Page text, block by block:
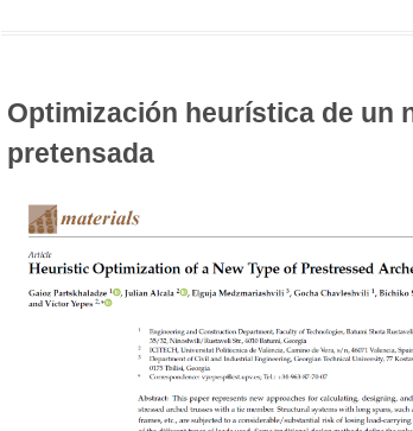
Optimización heurística de un
pretensada